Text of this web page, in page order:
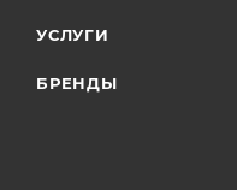
УСЛУГИ
БРЕНДЫ